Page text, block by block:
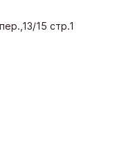
15 стр.1